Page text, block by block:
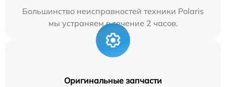
Большинство неисправностей техники Polaris
мы устраняем в течение 2 часов.
Оригинальные запчасти